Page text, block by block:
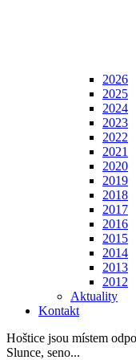
2026
2025
2024
2023
2022
2021
2020
2019
2018
2017
2016
2015
2014
2013
2012
Aktuality
Kontakt
Hoštice jsou místem
Slunce, seno...